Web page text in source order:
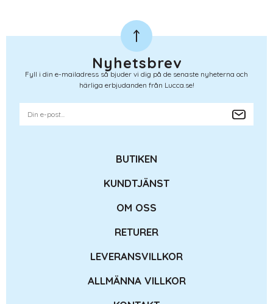
Nyhetsbrev
Fyll i din e-mailadress så bjuder vi dig på de senaste nyheterna och
härliga erbjudanden från Lucca.se!
BUTIKEN
KUNDTJÄNST
OM OSS
RETURER
LEVERANSVILLKOR
ALLMÄNNA VILLKOR